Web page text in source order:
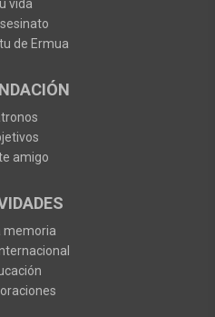
vida
de Ermua
amigo
memoria